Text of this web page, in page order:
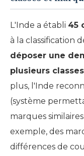
L'Inde a établi 45
à la classification
déposer une
plusieurs
plus, l'Inde
(système
marques
exemple, des
différences de